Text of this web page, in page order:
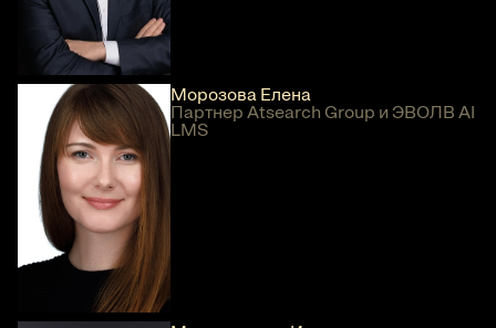
Морозова Елена
Партнер Atsearch Group и ЭВОЛВ AI
LMS